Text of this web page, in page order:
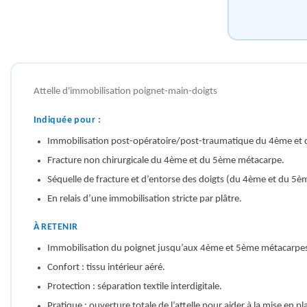
Attelle d'immobilisation poignet-main-doigts
Indiquée pour :
Immobilisation post-opératoire/post-traumatique du 4ème et
Fracture non chirurgicale du 4ème et du 5ème métacarpe.
Séquelle de fracture et d’entorse des doigts (du 4ème et du
En relais d’une immobilisation stricte par plâtre.
À RETENIR
Immobilisation du poignet jusqu’aux 4ème et 5ème
Confort : tissu intérieur aéré.
Protection : séparation textile interdigitale.